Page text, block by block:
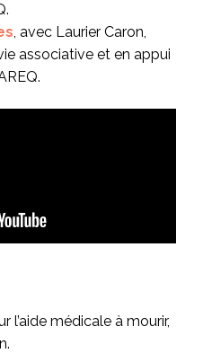
, avec Laurier Caron,
associative et en appui
l’aide médicale à mourir,